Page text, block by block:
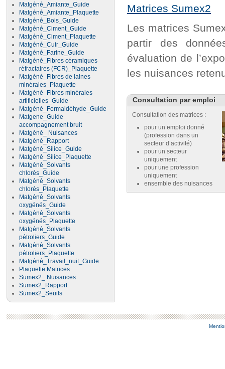
Matgéné_Amiante_Guide
Matgéné_Amiante_Plaquette
Matgéné_Bois_Guide
Matgéné_Ciment_Guide
Matgéné_Ciment_Plaquette
Matgéné_Cuir_Guide
Matgéné_Farine_Guide
Matgéné_Fibres céramiques
réfractaires (FCR)_Plaquette
Matgéné_Fibres de laines
minérales_Plaquette
Matgéné_Fibres minérales
artificielles_Guide
Matgéné_Formaldéhyde_Guide
Matgene_Guide
accompagnement bruit
Matgéné_ Nuisances
Matgéné_Rapport
Matgéné_Silice_Guide
Matgéné_Silice_Plaquette
Matgéné_Solvants
chlorés_Guide
Matgéné_Solvants
chlorés_Plaquette
Matgéné_Solvants
oxygénés_Guide
Matgéné_Solvants
oxygénés_Plaquette
Matgéné_Solvants
pétroliers_Guide
Matgéné_Solvants
pétroliers_Plaquette
Matgéné_Travail_nuit_Guide
Plaquette Matrices
Sumex2_ Nuisances
Sumex2_Rapport
Sumex2_Seuils
Matrices Sumex2
Les matrices
partir des
évaluation de
les nuisances
Consultation par emploi
Consultation des matrices :
pour un emploi donné
(profession dans un
secteur d’activité)
pour un secteur
uniquement
pour une profession
uniquement
ensemble des nuisances